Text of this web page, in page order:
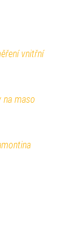
vnitřní
na maso